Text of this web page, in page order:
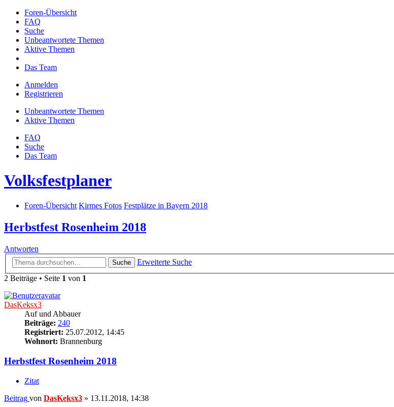
Foren-Übersicht
FAQ
Suche
Unbeantwortete Themen
Aktive Themen
Das Team
Anmelden
Registrieren
Unbeantwortete Themen
Aktive Themen
FAQ
Suche
Das Team
Volksfestplaner
Foren-Übersicht Kirmes Fotos Festplätze in Bayern 2018
Herbstfest Rosenheim 2018
Antworten
Suche
Erweiterte Suche
2 Beiträge • Seite 1 von 1
DasKeksx3
Auf und Abbauer
Beiträge: 240
Registriert: 25.07.2012, 14:45
Wohnort: Brannenburg
Herbstfest Rosenheim 2018
Zitat
Beitrag von DasKeksx3 » 13.11.2018, 14:38